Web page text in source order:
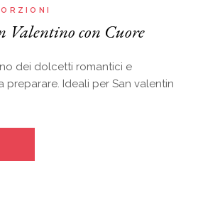
Valentino con Cuore
dei dolcetti romantici e
preparare. Ideali per San valentin